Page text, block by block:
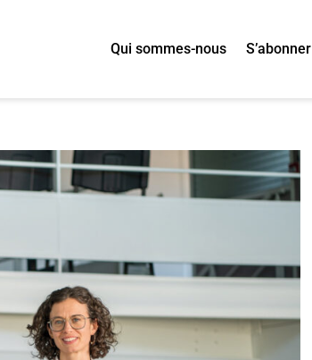
Qui sommes-nous S’abonner